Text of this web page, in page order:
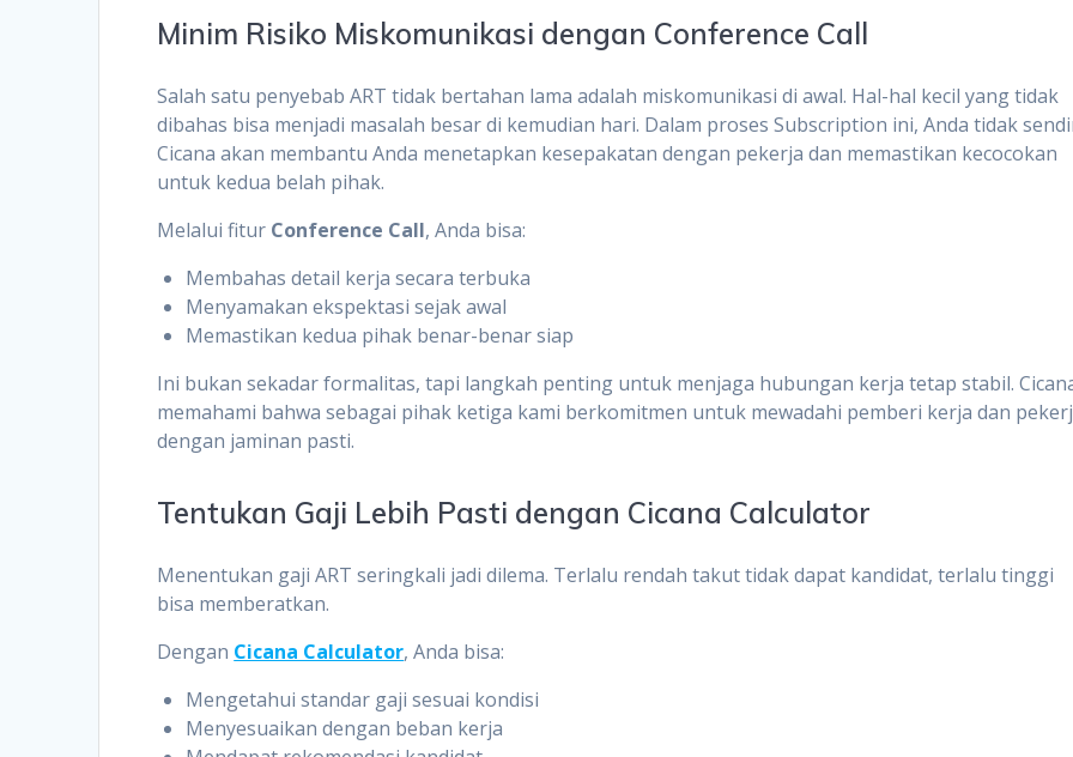
Minim Risiko Miskomunikasi dengan Conference Call
Salah satu penyebab ART tidak bertahan lama adalah miskomunikasi di awal. Hal-hal kecil yang tidak
dibahas bisa menjadi masalah besar di kemudian hari. Dalam proses Subscription ini, Anda tidak
Cicana akan membantu Anda menetapkan kesepakatan dengan pekerja dan memastikan kecocokan
untuk kedua belah pihak.
Melalui fitur Conference Call, Anda bisa:
Membahas detail kerja secara terbuka
Menyamakan ekspektasi sejak awal
Memastikan kedua pihak benar-benar siap
Ini bukan sekadar formalitas, tapi langkah penting untuk menjaga hubungan kerja tetap stabil.
memahami bahwa sebagai pihak ketiga kami berkomitmen untuk mewadahi pemberi kerja dan
dengan jaminan pasti.
Tentukan Gaji Lebih Pasti dengan Cicana Calculator
Menentukan gaji ART seringkali jadi dilema. Terlalu rendah takut tidak dapat kandidat, terlalu tinggi
bisa memberatkan.
Dengan Cicana Calculator, Anda bisa:
Mengetahui standar gaji sesuai kondisi
Menyesuaikan dengan beban kerja